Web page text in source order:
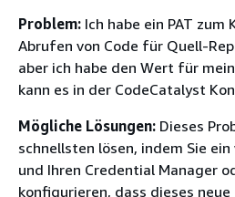
Problem: Ich habe ein PAT zum
Abrufen von Code für Quell-
aber ich habe den Wert für
kann es in der CodeCatalyst
Mögliche Lösungen: Dieses
schnellsten lösen, indem Sie
und Ihren Credential Manager
konfigurieren, dass dieses